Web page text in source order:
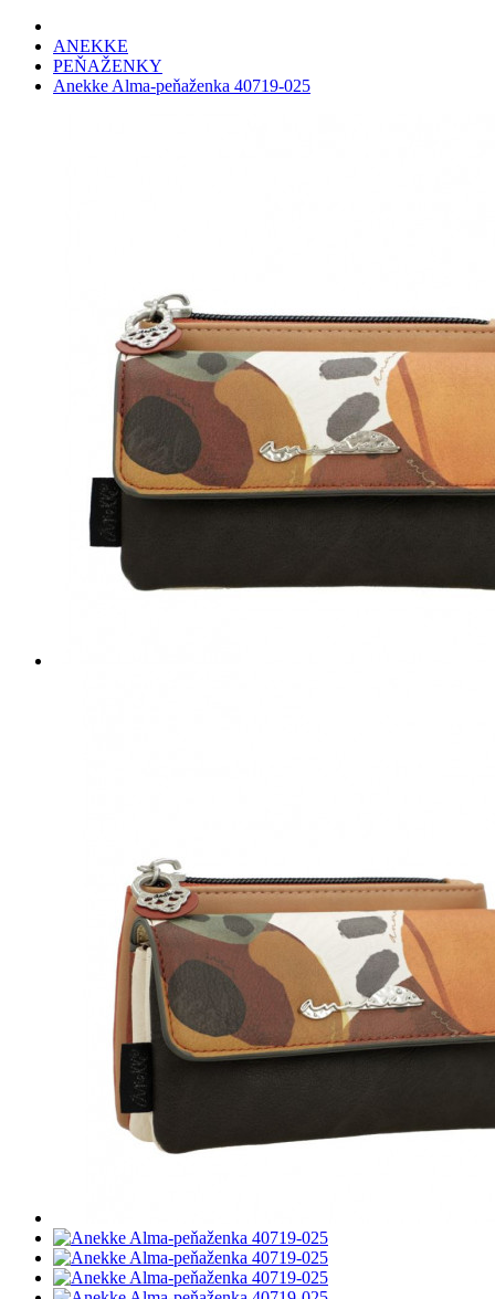
ANEKKE
PEŇAŽENKY
Anekke Alma-peňaženka 40719-025